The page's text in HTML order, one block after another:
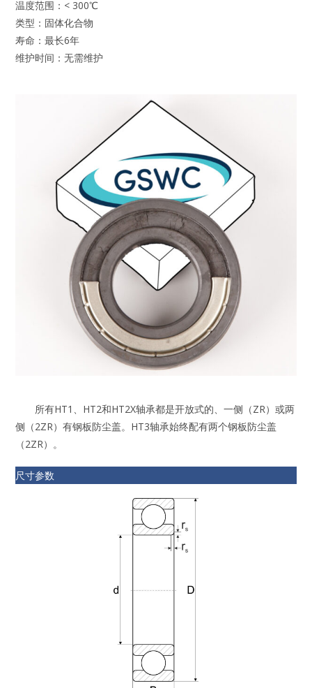
温度范围：< 300℃
类型：固体化合物
寿命：最长6年
维护时间：无需维护
所有HT1、HT2和HT2X轴承都是开放式的、一侧（ZR）或两
侧（2ZR）有钢板防尘盖。HT3轴承始终配有两个钢板防尘盖
（2ZR）。
尺寸参数